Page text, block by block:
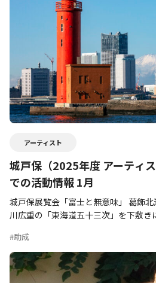
アーティスト
城戸保（2025年度 アーティ
での活動情報 1月
城戸保展覧会「富士と無意味」 葛飾
川広重の「東海道五十三次」を下敷
#助成